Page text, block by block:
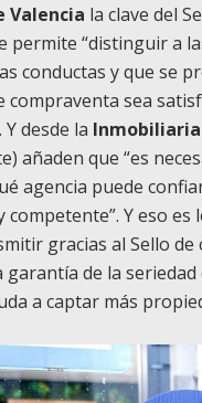
Valencia la clave del
permite “distinguir a
conductas y que se
compraventa sea
desde la Inmobiliaria
añaden que “es
agencia puede
competente”. Y eso es
gracias al Sello de
garantía de la
a captar más